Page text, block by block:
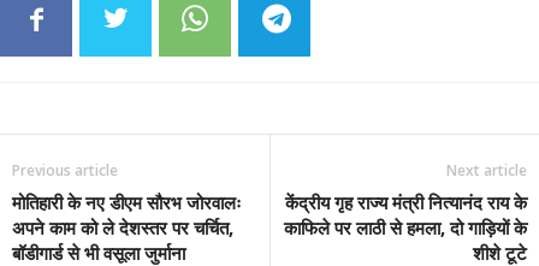
Previous article
मोतिहारी के नए डीएम सौरभ जोरवालः
अपने काम को ले देशस्तर पर चर्चित,
बॉडीगार्ड से भी वसूला जुर्माना
Next article
केंद्रीय गृह राज्य मंत्री नित्यानंद राय के
काफिले पर लाठी से हमला, दो गाड़ियों के
शीशे टूटे